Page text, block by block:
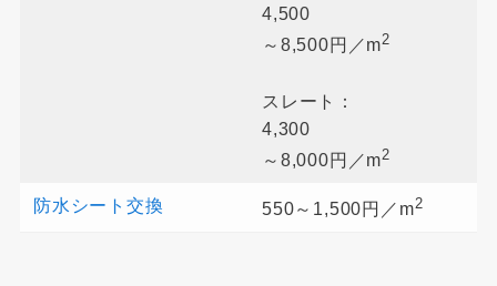
4,500
～8,500円／m2
スレート：
4,300
～8,000円／m2
防水シート交換 550～1,500円／m2